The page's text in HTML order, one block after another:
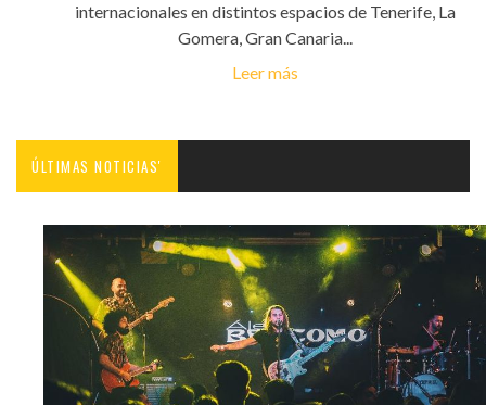
internacionales en distintos espacios de Tenerife, La
Gomera, Gran Canaria...
Leer más
ÚLTIMAS NOTICIAS'